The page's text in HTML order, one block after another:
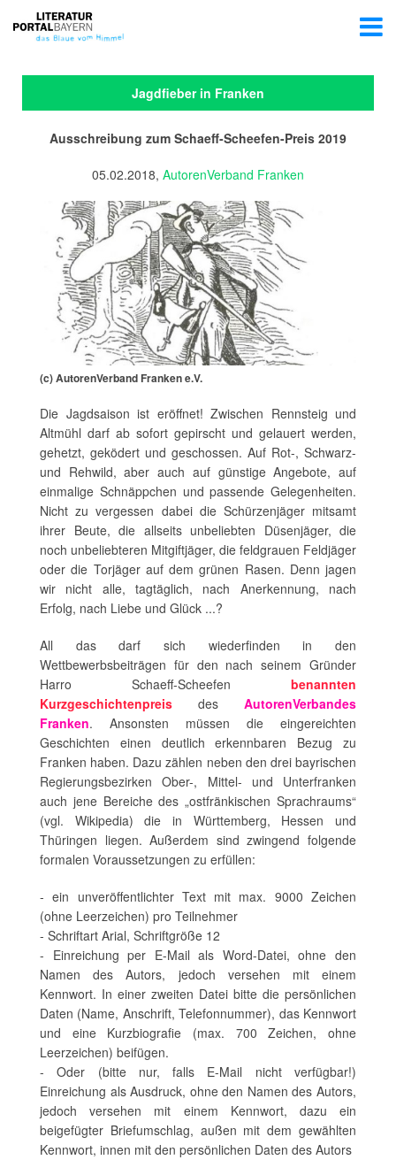
Jagdfieber in Franken
Ausschreibung zum Schaeff-Scheefen-Preis 2019
05.02.2018, AutorenVerband Franken
(c) AutorenVerband Franken e.V.
Die Jagdsaison ist eröffnet! Zwischen Rennsteig und
Altmühl darf ab sofort gepirscht und gelauert werden,
gehetzt, geködert und geschossen. Auf Rot-, Schwarz-
und Rehwild, aber auch auf günstige Angebote, auf
einmalige Schnäppchen und passende Gelegenheiten.
Nicht zu vergessen dabei die Schürzenjäger mitsamt
ihrer Beute, die allseits unbeliebten Düsenjäger, die
noch unbeliebteren Mitgiftjäger, die feldgrauen Feldjäger
oder die Torjäger auf dem grünen Rasen. Denn jagen
wir nicht alle, tagtäglich, nach Anerkennung, nach
Erfolg, nach Liebe und Glück ...?
All das darf sich wiederfinden in den
Wettbewerbsbeiträgen für den nach seinem Gründer
Harro Schaeff-Scheefen benannten
Kurzgeschichtenpreis des AutorenVerbandes
Franken. Ansonsten müssen die eingereichten
Geschichten einen deutlich erkennbaren Bezug zu
Franken haben. Dazu zählen neben den drei bayrischen
Regierungsbezirken Ober-, Mittel- und Unterfranken
auch jene Bereiche des „ostfränkischen Sprachraums“
(vgl. Wikipedia) die in Württemberg, Hessen und
Thüringen liegen. Außerdem sind zwingend folgende
formalen Voraussetzungen zu erfüllen:
- ein unveröffentlichter Text mit max. 9000 Zeichen
(ohne Leerzeichen) pro Teilnehmer
- Schriftart Arial, Schriftgröße 12
- Einreichung per E-Mail als Word-Datei, ohne den
Namen des Autors, jedoch versehen mit einem
Kennwort. In einer zweiten Datei bitte die persönlichen
Daten (Name, Anschrift, Telefonnummer), das Kennwort
und eine Kurzbiografie (max. 700 Zeichen, ohne
Leerzeichen) beifügen.
- Oder (bitte nur, falls E-Mail nicht verfügbar!)
Einreichung als Ausdruck, ohne den Namen des Autors,
jedoch versehen mit einem Kennwort, dazu ein
beigefügter Briefumschlag, außen mit dem gewählten
Kennwort, innen mit den persönlichen Daten des Autors